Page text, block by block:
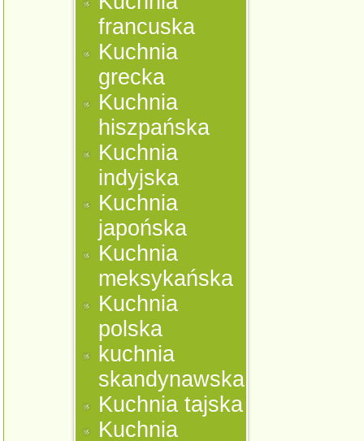
francuska
Kuchnia
grecka
Kuchnia
hiszpańska
Kuchnia
indyjska
Kuchnia
japońska
Kuchnia
meksykańska
Kuchnia
polska
kuchnia
skandynawska
Kuchnia tajska
Kuchnia